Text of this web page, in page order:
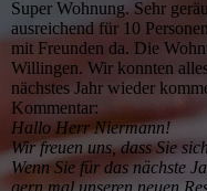
Super Wohnung. Sehr
ausreichend für 10
mit Freunden da. Die
Willingen. Wir konnten
nächstes Jahr wieder
Kommentar:
Hallo Herr Niermann!
Wir freuen uns, dass Sie
Wenn Sie für das nächste